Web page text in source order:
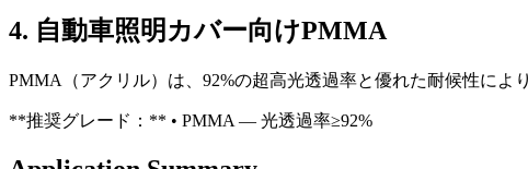
4. 自動車照明カバー向けPMMA
PMMA（アクリル）は、92%の超高光透過率と優れた耐候性によ
**推奨グレード：** • PMMA — 光透過率≥92%